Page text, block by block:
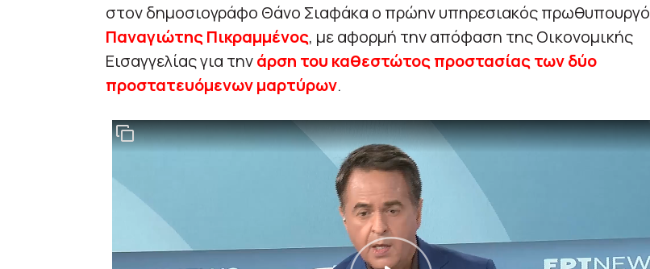
στον δημοσιογράφο Θάνο Σιαφάκα ο πρώην υπηρεσιακός
Παναγιώτης Πικραμμένος, με αφορμή την απόφαση της Οικονομικής
Εισαγγελίας για τηνάρση του καθεστώτος προστασίας των δύο
προστατευόμενων μαρτύρων.